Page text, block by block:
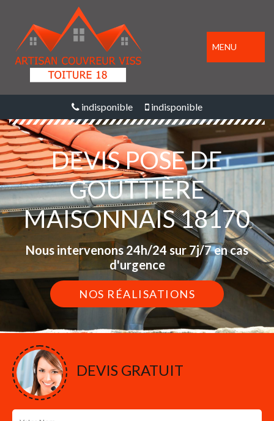
MENU
indisponible indisponible
DEVIS POSE DE
GOUTTIÈRE
MAISONNAIS 18170
Nous intervenons 24h/24 sur 7j/7 en cas
d'urgence
NOS RÉALISATIONS
DEVIS GRATUIT